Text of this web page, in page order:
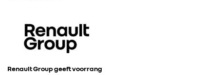
Renault Group geeft voorrang